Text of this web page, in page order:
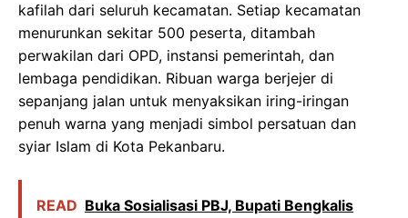
kafilah dari seluruh kecamatan. Setiap kecamatan
menurunkan sekitar 500 peserta, ditambah
perwakilan dari OPD, instansi pemerintah, dan
lembaga pendidikan. Ribuan warga berjejer di
sepanjang jalan untuk menyaksikan iring-iringan
penuh warna yang menjadi simbol persatuan dan
syiar Islam di Kota Pekanbaru.
READ Buka Sosialisasi PBJ, Bupati Bengkalis